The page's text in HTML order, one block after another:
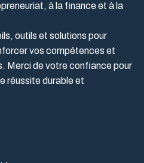
à la finance et à la
outils et solutions pour
vos compétences et
Merci de votre confiance pour
réussite durable et